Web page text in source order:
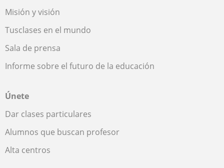
Misión y visión
Tusclases en el mundo
Sala de prensa
Informe sobre el futuro de la educación
Únete
Dar clases particulares
Alumnos que buscan profesor
Alta centros